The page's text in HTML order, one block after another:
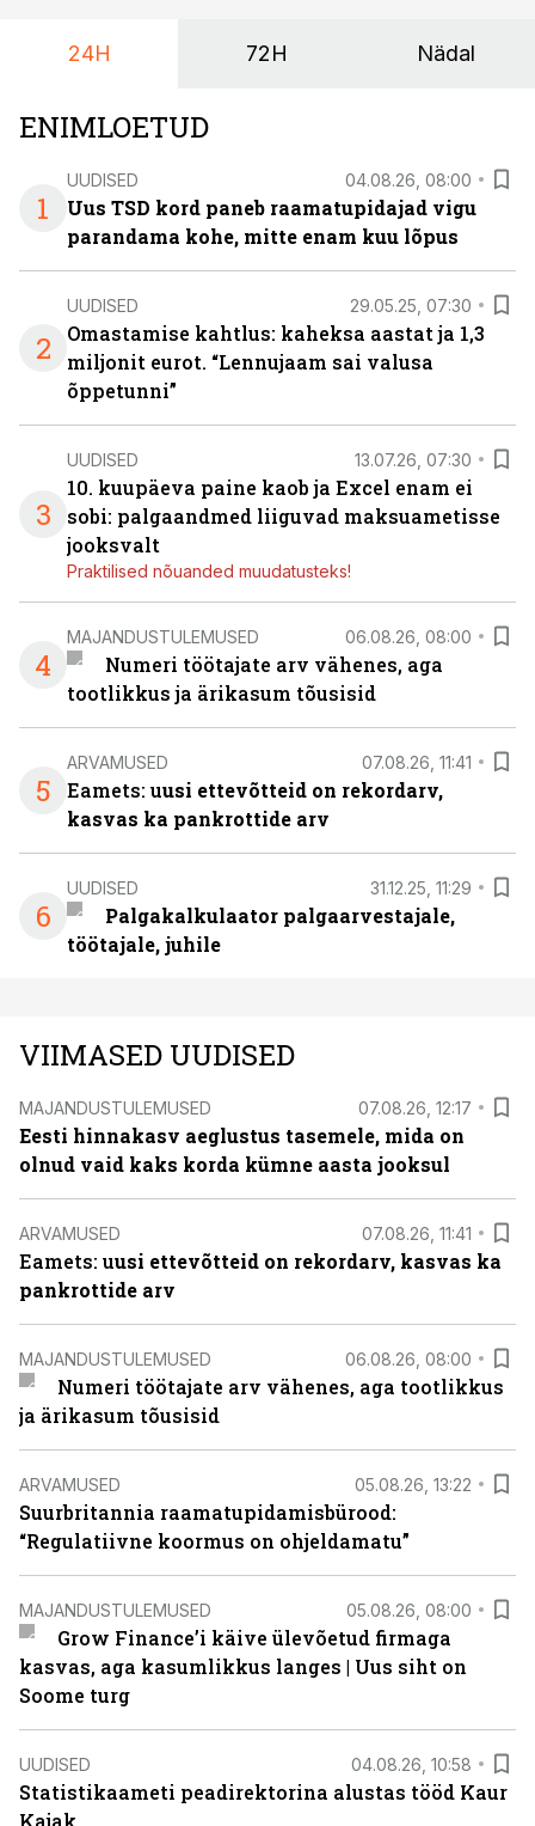
24H 72H Nädal
ENIMLOETUD
1
UUDISED 04.08.26, 08:00
Uus TSD kord paneb raamatupidajad vigu
parandama kohe, mitte enam kuu lõpus
2
UUDISED 29.05.25, 07:30
Omastamise kahtlus: kaheksa aastat ja 1,3
miljonit eurot. “Lennujaam sai valusa
õppetunni”
3
UUDISED 13.07.26, 07:30
10. kuupäeva paine kaob ja Excel enam ei
sobi: palgaandmed liiguvad maksuametisse
jooksvalt
Praktilised nõuanded muudatusteks!
4
MAJANDUSTULEMUSED 06.08.26, 08:00
Numeri töötajate arv vähenes, aga
tootlikkus ja ärikasum tõusisid
5
ARVAMUSED 07.08.26, 11:41
Eamets: uusi ettevõtteid on rekordarv,
kasvas ka pankrottide arv
6
UUDISED 31.12.25, 11:29
Palgakalkulaator palgaarvestajale,
töötajale, juhile
VIIMASED UUDISED
MAJANDUSTULEMUSED 07.08.26, 12:17
Eesti hinnakasv aeglustus tasemele, mida on
olnud vaid kaks korda kümne aasta jooksul
ARVAMUSED 07.08.26, 11:41
Eamets: uusi ettevõtteid on rekordarv, kasvas ka
pankrottide arv
MAJANDUSTULEMUSED 06.08.26, 08:00
Numeri töötajate arv vähenes, aga tootlikkus
ja ärikasum tõusisid
ARVAMUSED 05.08.26, 13:22
Suurbritannia raamatupidamisbürood:
“Regulatiivne koormus on ohjeldamatu”
MAJANDUSTULEMUSED 05.08.26, 08:00
Grow Finance’i käive ülevõetud firmaga
kasvas, aga kasumlikkus langes | Uus siht on
Soome turg
UUDISED 04.08.26, 10:58
Statistikaameti peadirektorina alustas tööd Kaur
Kajak